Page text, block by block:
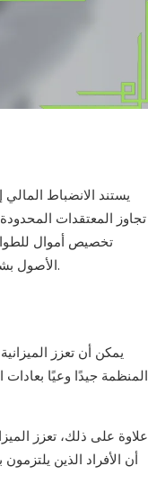
يستند الانضباط
تجاوز المعتقدات
تخصيص أموال
الأصول بشكل استراتيجي. إن تبني هذه المبادئ ينمي عقلية تركز على النجاح المالي على المدى الطويل.
يمكن أن تعزز
المنظمة جيدًا وعيًا
علاوة على ذلك، تعزز
أن الأفراد الذين